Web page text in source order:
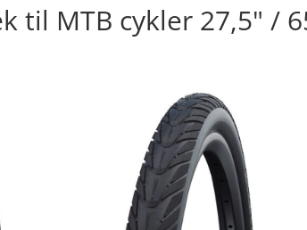
til MTB cykler 27,5" /